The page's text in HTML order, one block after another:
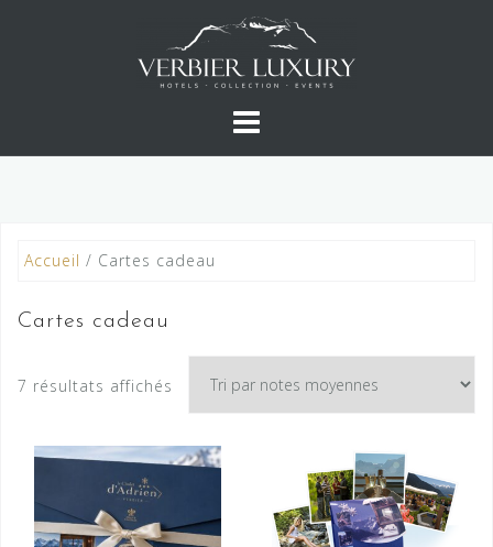
Accueil / Cartes cadeau
Cartes cadeau
7 résultats affichés
par
note
moyenne